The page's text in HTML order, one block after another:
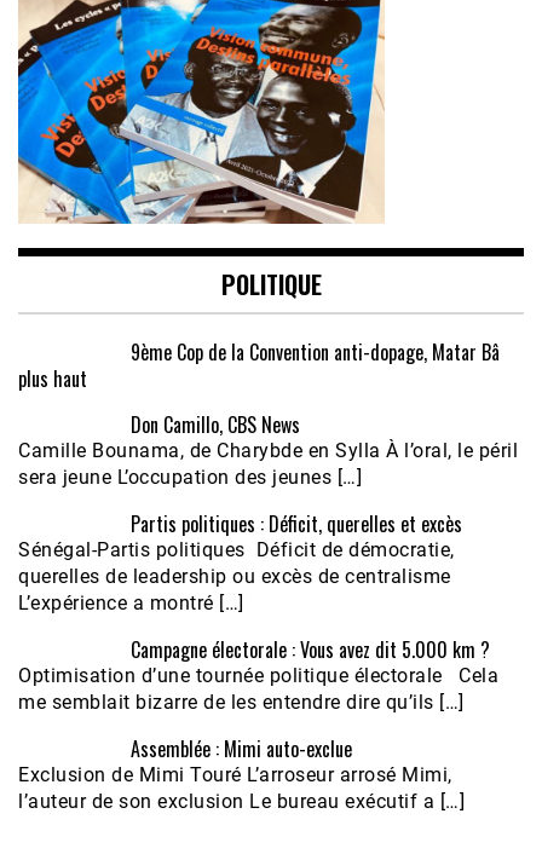
POLITIQUE
9ème Cop de la Convention anti-dopage, Matar Bâ
plus haut
Don Camillo, CBS News
Camille Bounama, de Charybde en Sylla À l’oral, le péril
sera jeune L’occupation des jeunes […]
Partis politiques : Déficit, querelles et excès
Sénégal-Partis politiques Déficit de démocratie,
querelles de leadership ou excès de centralisme
L’expérience a montré […]
Campagne électorale : Vous avez dit 5.000 km ?
Optimisation d’une tournée politique électorale Cela
me semblait bizarre de les entendre dire qu’ils […]
Assemblée : Mimi auto-exclue
Exclusion de Mimi Touré L’arroseur arrosé Mimi,
l’auteur de son exclusion Le bureau exécutif a […]